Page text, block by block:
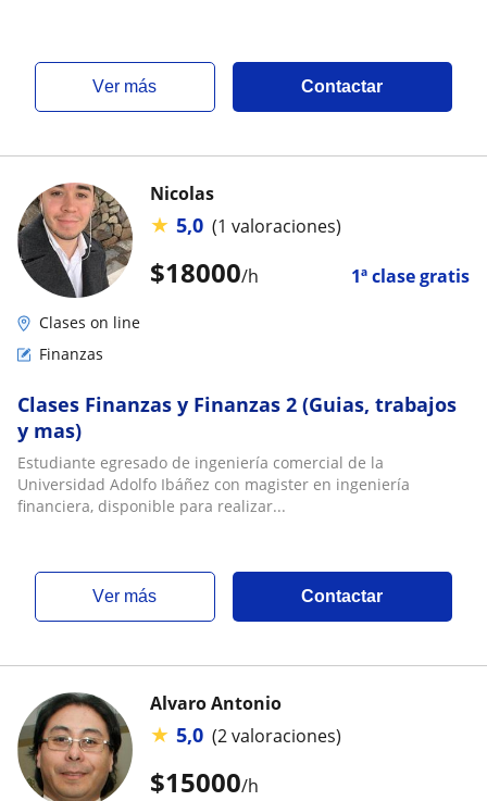
ver más Contactar
$18000/h 1ª clase gratis
Nicolas
★ 5,0 (1 valoraciones)
Clases on line
Finanzas
Clases Finanzas y Finanzas 2 (Guias, trabajos
y mas)
Estudiante egresado de ingeniería comercial de la
Universidad Adolfo Ibáñez con magister en ingeniería
financiera, disponible para realizar...
ver más Contactar
$15000/h
Alvaro Antonio
★ 5,0 (2 valoraciones)